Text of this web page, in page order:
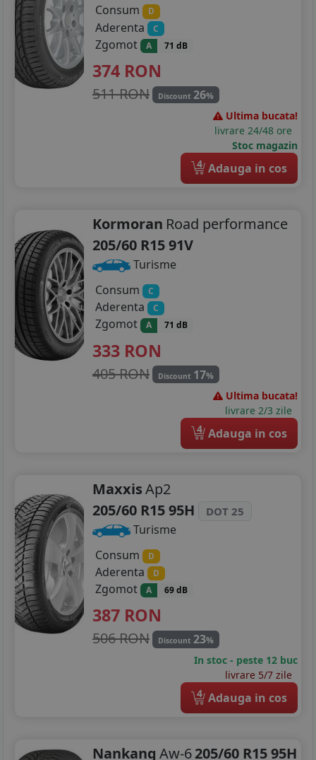
205/50R17
215/40R17
215/55R17
225/40R18
235/45R18
235/55R18
225/35R19
235/40R19
Consum
D
Aderenta C
Zgomot A 71 dB
374 RON
511 RON Discount 26%
Ultima bucata!
livrare 24/48 ore
Stoc magazin
4 Adauga in cos
Kormoran Road performance
205/60 R15 91V
Turisme
Consum
C
Aderenta C
Zgomot A 71 dB
333 RON
405 RON Discount 17%
Ultima bucata!
livrare 2/3 zile
4 Adauga in cos
MaxxisAp2
205/60 R15 95H
DOT 25
Turisme
Consum
D
Aderenta D
Zgomot A 69 dB
387 RON
506 RON Discount 23%
In stoc - peste 12 buc
livrare 5/7 zile
4 Adauga in cos
Nankang Aw-6205/60 R15 95H